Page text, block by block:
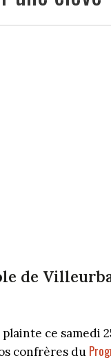
de
ce samedi
confrères du